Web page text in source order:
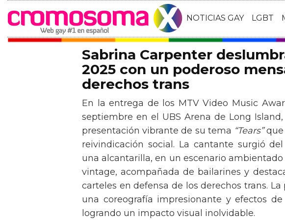
NOTICIAS GAY LGBT
Sabrina Carpenter
2025 con un poderoso
derechos trans
En la entrega de los MTV Video Music
septiembre en el UBS Arena de Long
presentación vibrante de su tema “Tears”que
reivindicación social. La cantante surgió
una alcantarilla, en un escenario
vintage, acompañada de bailarines y
carteles en defensa de los derechos trans.
una coreografía impresionante y efectos
logrando un impacto visual inolvidable.